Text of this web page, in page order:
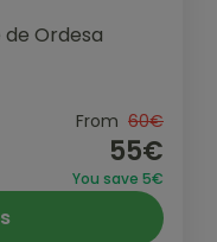
de Ordesa
From 60€
55€
You save 5€